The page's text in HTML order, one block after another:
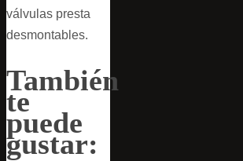
válvulas presta
desmontables.
También
te
puede
gustar: